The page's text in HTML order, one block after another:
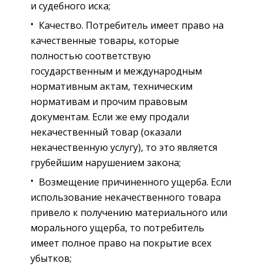
и судебного иска;
Качество. Потребитель имеет право на
качественные товары, которые
полностью соответствую
государственным и международным
нормативным актам, техническим
нормативам и прочим правовым
документам. Если же ему продали
некачественный товар (оказали
некачественную услугу), то это является
грубейшим нарушением закона;
Возмещение причиненного ущерба. Если
использование некачественного товара
привело к получению материального или
морального ущерба, то потребитель
имеет полное право на покрытие всех
убытков;